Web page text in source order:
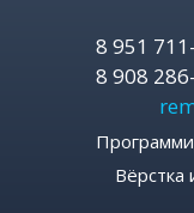
8 951
8 908